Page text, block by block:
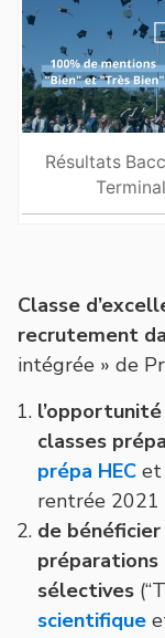
Résultats
Classe
recrutement
intégrée » de
classes
prépa HEC et
rentrée 2021
de
préparations
sélectives
scientifique